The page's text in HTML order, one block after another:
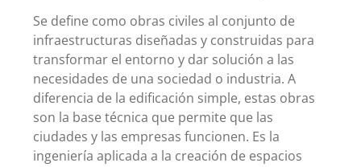
Se define como obras civiles al conjunto de
infraestructuras diseñadas y construidas para
transformar el entorno y dar solución a las
necesidades de una sociedad o industria. A
diferencia de la edificación simple, estas obras
son la base técnica que permite que las
ciudades y las empresas funcionen. Es la
ingeniería aplicada a la creación de espacios